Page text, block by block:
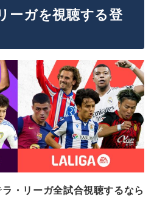
ーガを視聴する登
ラ・リーガ全試合視聴するなら